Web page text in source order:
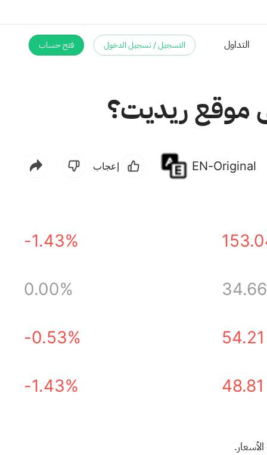
التسجيل / تسجيل الدخول فتح حساب
موقع ريديت؟
EN-Original إعجاب
-1.43%
34.66
0.00%
54.21
-0.53%
48.81
-1.43%